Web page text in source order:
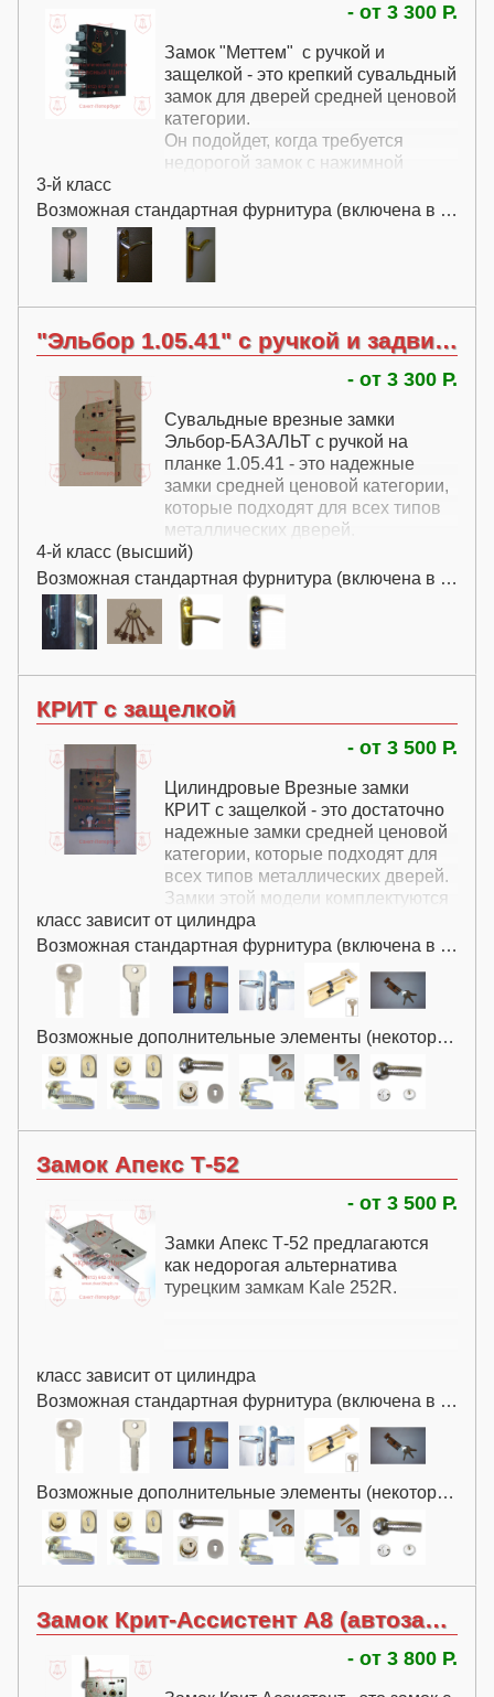
- от 3 300 Р.
Замок "Меттем" с ручкой и
защелкой - это крепкий сувальдный
замок для дверей средней ценовой
категории.
Он подойдет, когда требуется
недорогой замок с нажимной
3-й класс
Возможная стандартная фурнитура (включена в цену):
"Эльбор 1.05.41" с ручкой и задвижкой "ночной сторож"
- от 3 300 Р.
Сувальдные врезные замки
Эльбор-БАЗАЛЬТ с ручкой на
планке 1.05.41 - это надежные
замки средней ценовой категории,
которые подходят для всех типов
металлических дверей.
Замки этой модели комплектуются
защелкой и встроенной задвижкой
"ночной сторож".
Эльбор-БАЗАЛЬТ 1.05.41
поставляется с пятью ключами.
4-й класс (высший)
Возможная стандартная фурнитура (включена в цену):
КРИТ с защелкой
- от 3 500 Р.
Цилиндровые Врезные замки
КРИТ с защелкой - это достаточно
надежные замки средней ценовой
категории, которые подходят для
всех типов металлических дверей.
Замки этой модели комплектуются
защелкой.
Этот замок служит альтернативой
замки Kale252R: по надежности он
нисколько не уступает, а так как
российского производства стоит
дешевле.
класс зависит от цилиндра
Возможная стандартная фурнитура (включена в цену):
Возможные дополнительные элементы (некоторые за дополнительную плату):
Замок Апекс Т-52
- от 3 500 Р.
Замки Апекс Т-52 предлагаются
как недорогая альтернатива
турецким замкам Kale 252R.
класс зависит от цилиндра
Возможная стандартная фурнитура (включена в цену):
Возможные дополнительные элементы (некоторые за дополнительную плату):
Замок Крит-Ассистент А8 (автозакрывание ручкой)
- от 3 800 Р.